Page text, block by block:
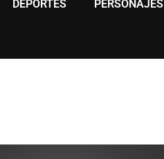
DEPORTES PERSONAJES